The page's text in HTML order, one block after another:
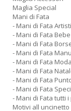
Maglia Special
Mani di Fata
- Mani di Fata
- Mani di Fata Bebe
- Mani di Fata
- Mani di Fata
- Mani di Fata Moda
- Mani di Fata
- Mani di Fata
- Mani di Fata
- Mani di Fata tutti
Motivi all uncinetto